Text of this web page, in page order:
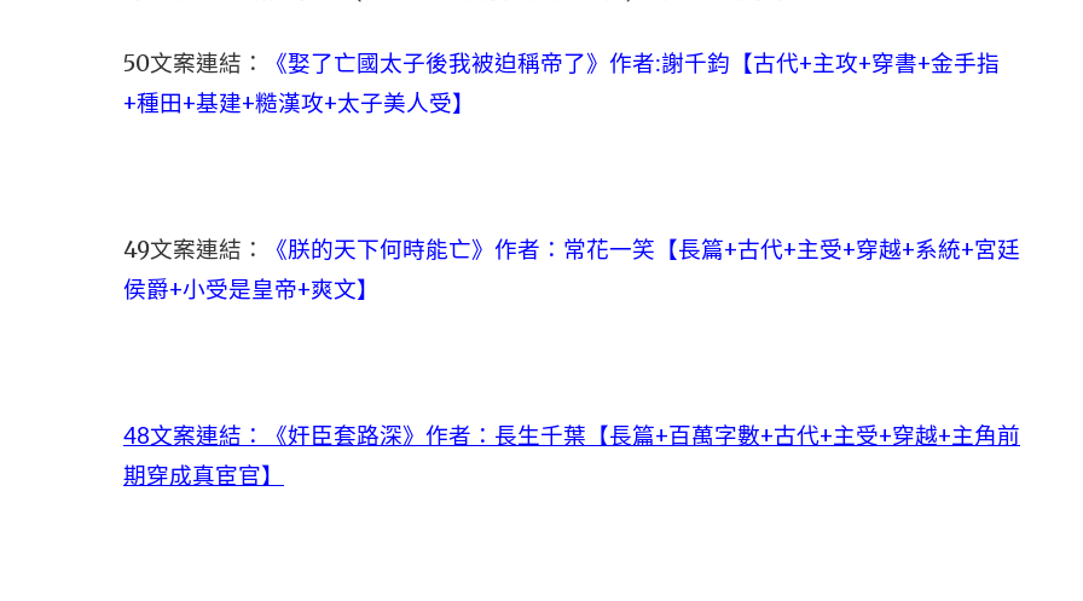
50文案連結：
《娶了亡國太子後我被迫稱帝了》作者:謝千鈞【古代+主攻+穿書+金手指
+種田+基建+糙漢攻+太子美人受】
49文案連結：
《朕的天下何時能亡》作者：常花一笑【長篇+古代+主受+穿越+系統+宮廷
侯爵+小受是皇帝+爽文】
48文案連結：《奸臣套路深》作者：長生千葉【長篇+百萬字數+古代+主受+穿越+主角前
期穿成真宦官】